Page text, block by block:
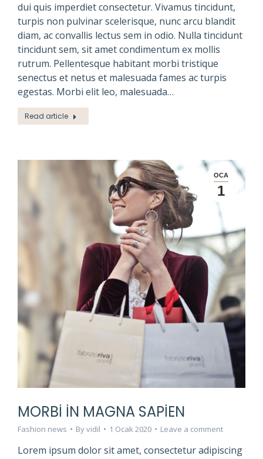
dui quis imperdiet consectetur. Vivamus tincidunt,
turpis non pulvinar scelerisque, nunc arcu blandit
diam, ac convallis lectus sem in odio. Nulla tincidunt
tincidunt sem, sit amet condimentum ex mollis
rutrum. Pellentesque habitant morbi tristique
senectus et netus et malesuada fames ac turpis
egestas. Morbi elit leo, malesuada…
Read article
OCA
1
MORBI IN MAGNA SAPIEN
Fashion news Byvidil 1 Ocak 2020 Leave a comment
Lorem ipsum dolor sit amet, consectetur adipiscing